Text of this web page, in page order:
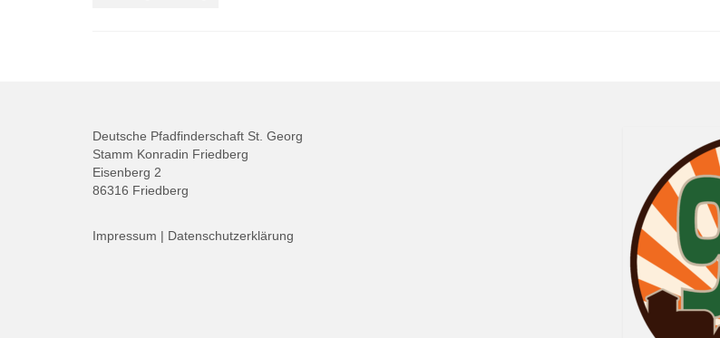
Deutsche Pfadfinderschaft St. Georg
Stamm Konradin Friedberg
Eisenberg 2
86316 Friedberg
Impressum | Datenschutzerklärung